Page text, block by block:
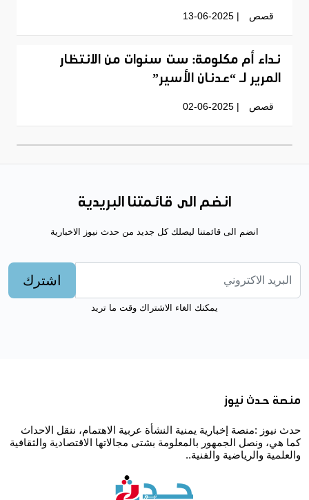
قصص | 13-06-2025
نداء أم مكلومة: ست سنوات من الانتظار
المرير لـ “عدنان الأسير”
قصص | 02-06-2025
انضم الى قائمتنا البريدية
انضم الى قائمتنا ليصلك كل جديد من حدث نيوز الاخبارية
اشترك
يمكنك الغاء الاشتراك وقت ما تريد
منصة حدث نيوز
حدث نيوز :منصة إخبارية يمنية النشأة عربية الاهتمام، ننقل الاحداث
كما هي، ونصل الجمهور بالمعلومة بشتى مجالاتها الاقتصادية والثقافية
والعلمية والرياضية والفنية..